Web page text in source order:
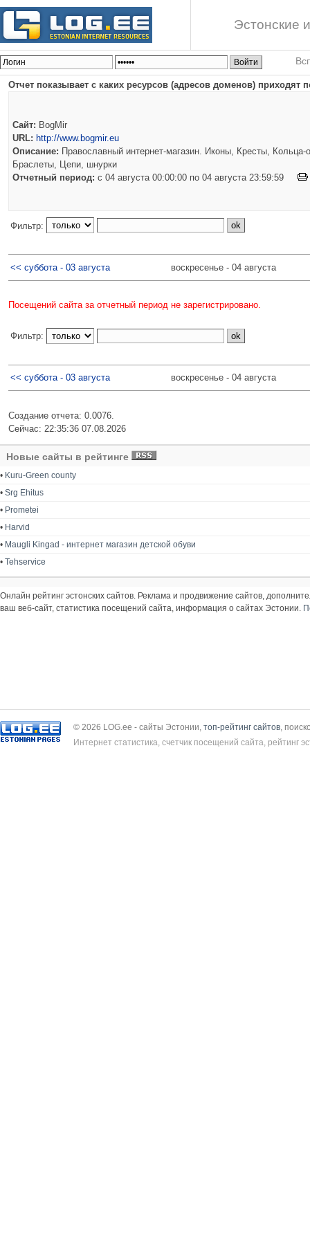
Эстонские
Отчет показывает с каких ресурсов (адресов доменов) приходят
Сайт: BogMir
URL: http://www.bogmir.eu
Описание: Православный интернет-магазин. Иконы, Кресты, Кольца-
Браслеты, Цепи, шнурки
Отчетный период: c 04 августа 00:00:00 по 04 августа 23:59:59
Фильтр:
<< суббота - 03 августа воскресенье - 04 августа
Посещений сайта за отчетный период не зарегистрировано.
Фильтр:
<< суббота - 03 августа воскресенье - 04 августа
Создание отчета: 0.0076.
Сейчас: 22:35:36 07.08.2026
Новые сайты в рейтинге
• Kuru-Green county
• Srg Ehitus
• Prometei
• Harvid
• Maugli Kingad - интернет магазин детской обуви
• Tehservice
Онлайн рейтинг эстонских сайтов. Реклама и продвижение сайтов,
ваш веб-сайт, статистика посещений сайта, информация о сайтах Эстонии.
© 2026 LOG.ee - сайты Эстонии, топ-рейтинг сайтов ,
Интернет статистика, счетчик посещений сайта, рейтинг